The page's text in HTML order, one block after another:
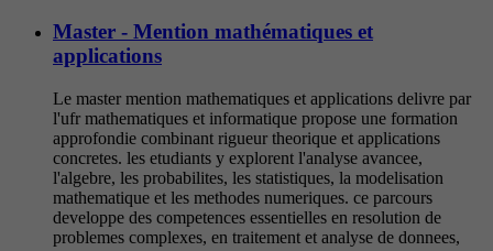
Master - Mention mathématiques et
applications
Le master mention mathematiques et applications delivre par
l'ufr mathematiques et informatique propose une formation
approfondie combinant rigueur theorique et applications
concretes. les etudiants y explorent l'analyse avancee,
l'algebre, les probabilites, les statistiques, la modelisation
mathematique et les methodes numeriques. ce parcours
developpe des competences essentielles en resolution de
problemes complexes, en traitement et analyse de donnees,